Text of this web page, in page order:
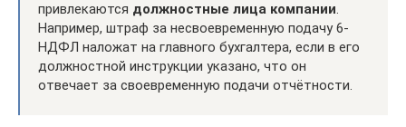
привлекаются должностные лица компании.
Например, штраф за несвоевременную подачу 6-
НДФЛ наложат на главного бухгалтера, если в его
должностной инструкции указано, что он
отвечает за своевременную подачи отчётности.